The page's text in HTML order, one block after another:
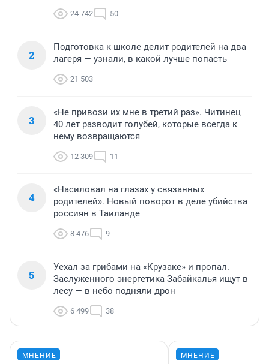
24 742 50
2
Подготовка к школе делит родителей на два
лагеря — узнали, в какой лучше попасть
21 503
3
«Не привози их мне в третий раз». Читинец
40 лет разводит голубей, которые всегда к
нему возвращаются
12 309 11
4
«Насиловал на глазах у связанных
родителей». Новый поворот в деле убийства
россиян в Таиланде
8 476 9
5
Уехал за грибами на «Крузаке» и пропал.
Заслуженного энергетика Забайкалья ищут в
лесу — в небо подняли дрон
6 499 38
МНЕНИЕ МНЕНИЕ